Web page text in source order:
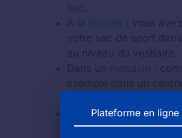
sac.
A la piscine : vous
votre sac de sport
au niveau du vestiaire.
Dans un magasin :
exemple dans un
Au guichet d'un
vous avez laissé votre
Plateforme en ligne